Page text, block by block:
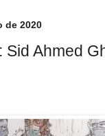
de 2020
Sid Ahmed